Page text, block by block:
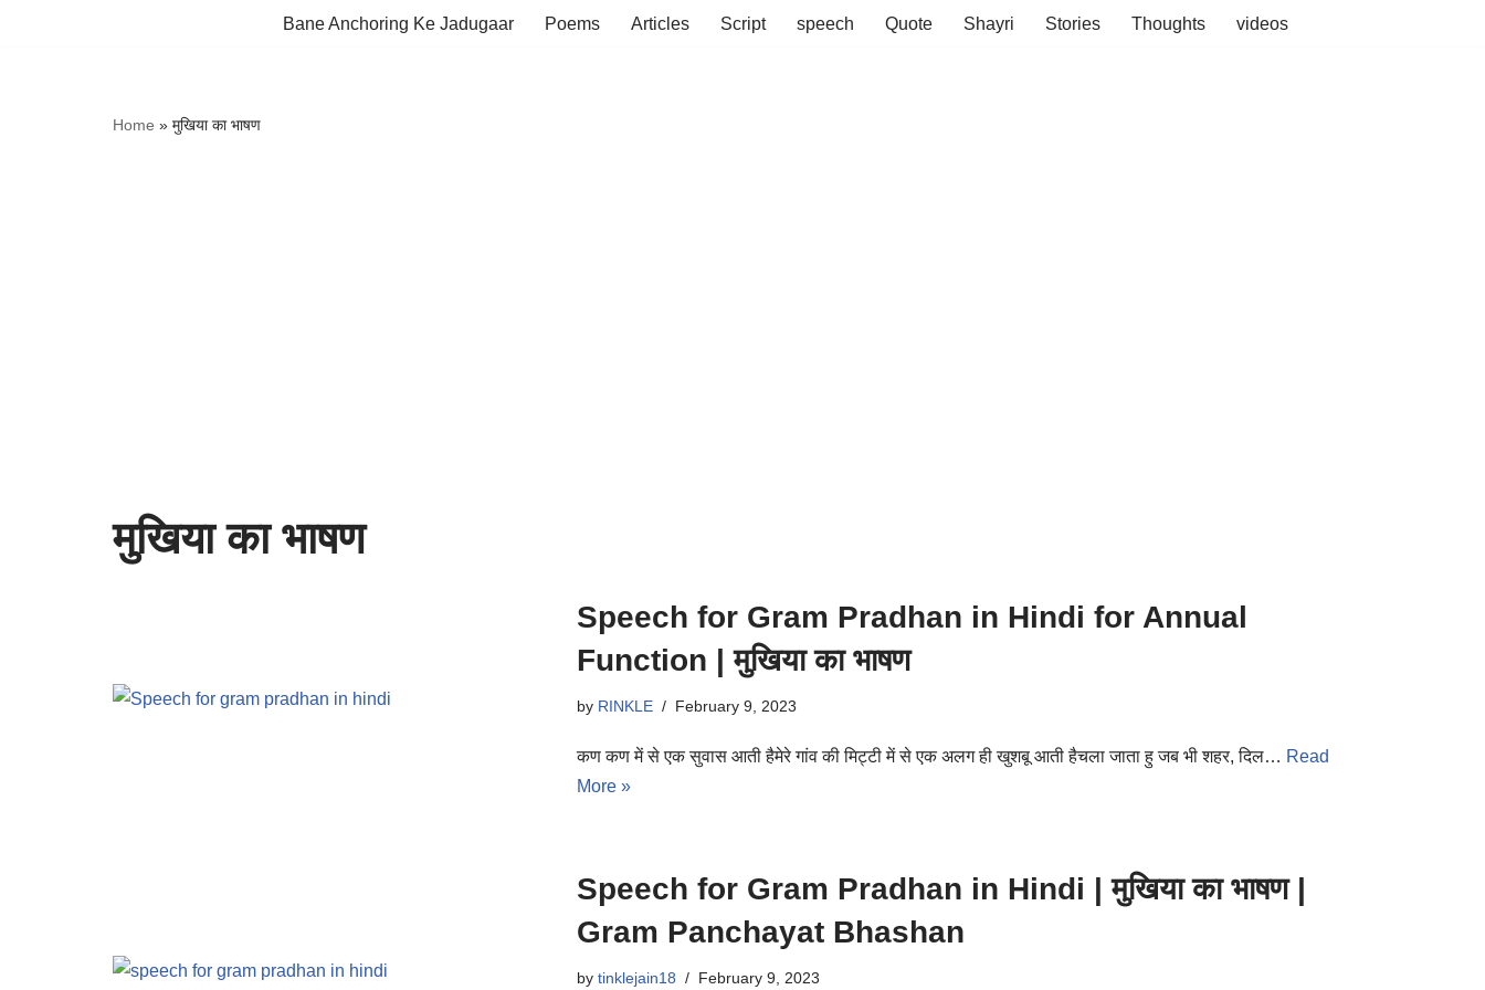
Bane Anchoring Ke Jadugaar Poems Articles Script speech Quote Shayri Stories Thoughts videos
Home » मुखिया का भाषण
मुखिया का भाषण
Speech for Gram Pradhan in Hindi for Annual
Function | मुखिया का भाषण
by RINKLE February 9, 2023
कण कण में से एक सुवास आती हैमेरे गांव की मिट्टी में से एक अलग ही खुशबू आती हैचला जाता हु जब भी शहर, दिल… Read
More »
Speech for Gram Pradhan in Hindi | मुखिया का भाषण |
Gram Panchayat Bhashan
by tinklejain18 February 9, 2023